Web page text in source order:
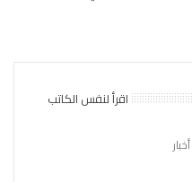
اقرأ لنفس الكاتب
أخبار